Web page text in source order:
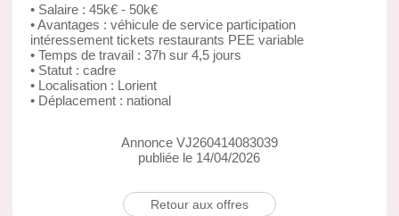
• Salaire : 45k€ - 50k€
• Avantages : véhicule de service participation
intéressement tickets restaurants PEE variable
• Temps de travail : 37h sur 4,5 jours
• Statut : cadre
• Localisation : Lorient
• Déplacement : national
Annonce VJ260414083039
publiée le 14/04/2026
Retour aux offres